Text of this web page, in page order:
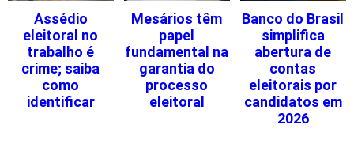
Assédio
eleitoral no
trabalho é
crime; saiba
como
identificar
Mesários têm
papel
fundamental na
garantia do
processo
eleitoral
Banco do Brasil
simplifica
abertura de
contas
eleitorais por
candidatos em
2026